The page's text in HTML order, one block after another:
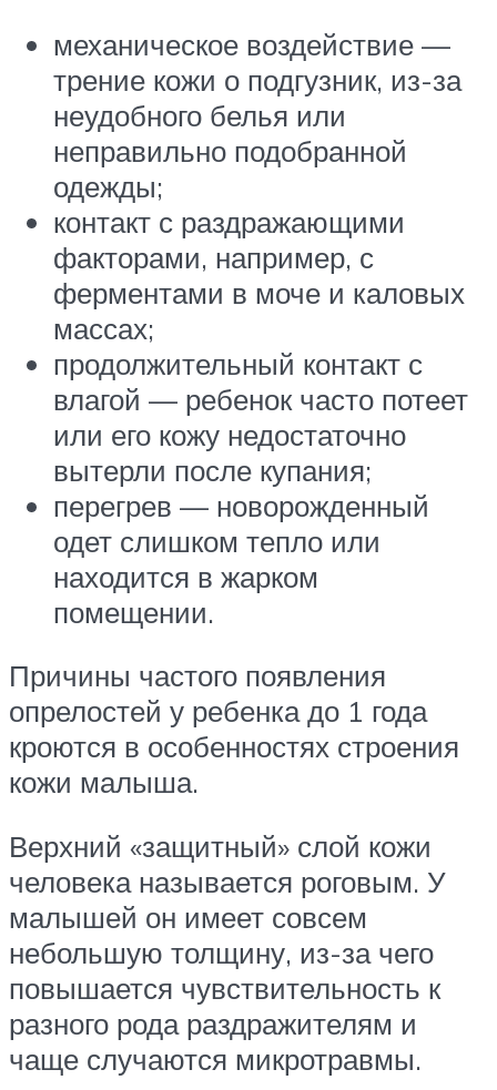
механическое воздействие —
трение кожи о подгузник, из-за
неудобного белья или
неправильно подобранной
одежды;
контакт с раздражающими
факторами, например, с
ферментами в моче и каловых
массах;
продолжительный контакт с
влагой — ребенок часто потеет
или его кожу недостаточно
вытерли после купания;
перегрев — новорожденный
одет слишком тепло или
находится в жарком
помещении.
Причины частого появления
опрелостей у ребенка до 1 года
кроются в особенностях строения
кожи малыша.
Верхний «защитный» слой кожи
человека называется роговым. У
малышей он имеет совсем
небольшую толщину, из-за чего
повышается чувствительность к
разного рода раздражителям и
чаще случаются микротравмы.